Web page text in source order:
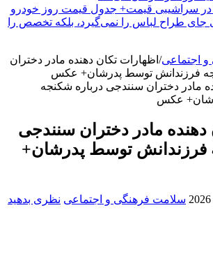
در سراشیبی قیمت+ جدول قیمت روز خودرو
طراح لباس را نمی‌گیرد، بلکه تخصص را
اجتماعی/ اظهارات تکان دهنده مادر دختران
فرزندانش توسط پدرشان+ عکس
دهنده مادر دختران سنندجی
فرزندانش توسط پدرشان+
سلامت فرهنگی و اجتماعی نظری بدهید